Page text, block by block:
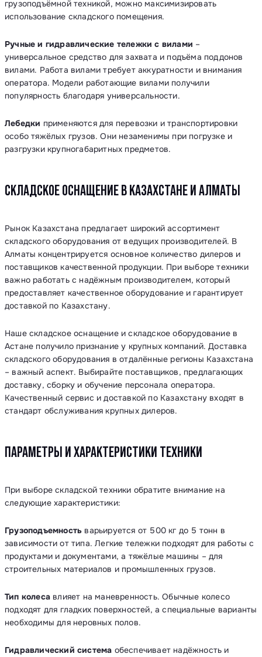
грузоподъёмной техникой, можно максимизировать
использование складского помещения.
Ручные и гидравлические тележки с вилами –
универсальное средство для захвата и подъёма поддонов
вилами. Работа вилами требует аккуратности и внимания
оператора. Модели работающие вилами получили
популярность благодаря универсальности.
Лебедки применяются для перевозки и транспортировки
особо тяжёлых грузов. Они незаменимы при погрузке и
разгрузки крупногабаритных предметов.
СКЛАДСКОЕ ОСНАЩЕНИЕ В КАЗАХСТАНЕ И АЛМАТЫ
Рынок Казахстана предлагает широкий ассортимент
складского оборудования от ведущих производителей. В
Алматы концентрируется основное количество дилеров и
поставщиков качественной продукции. При выборе техники
важно работать с надёжным производителем, который
предоставляет качественное оборудование и гарантирует
доставкой по Казахстану.
Наше складское оснащение и складское оборудование в
Астане получило признание у крупных компаний. Доставка
складского оборудования в отдалённые регионы Казахстана
– важный аспект. Выбирайте поставщиков, предлагающих
доставку, сборку и обучение персонала оператора.
Качественный сервис и доставкой по Казахстану входят в
стандарт обслуживания крупных дилеров.
ПАРАМЕТРЫ И ХАРАКТЕРИСТИКИ ТЕХНИКИ
При выборе складской техники обратите внимание на
следующие характеристики:
Грузоподъемность варьируется от 500 кг до 5 тонн в
зависимости от типа. Легкие тележки подходят для работы с
продуктами и документами, а тяжёлые машины – для
строительных материалов и промышленных грузов.
Тип колеса влияет на маневренность. Обычные колесо
подходят для гладких поверхностей, а специальные варианты
необходимы для неровных полов.
Гидравлический система обеспечивает надёжность и